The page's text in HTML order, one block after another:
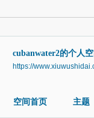
cubanwater2的个人空
https://
空间首页 主题